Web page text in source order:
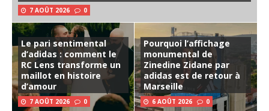
7 AOÛT 2026 0
Le pari sentimental
d’adidas : comment le
RC Lens transforme un
maillot en histoire
d’amour
7 AOÛT 2026 0
Pourquoi l’affichage
monumental de
Zinedine Zidane par
adidas est de retour à
Marseille
6 AOÛT 2026 0